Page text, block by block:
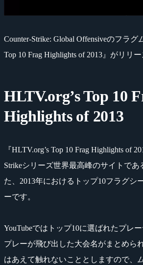
Counter-Strike: Global Offensiveのフラグ
Top 10 Frag Highlights of 2013』がリリ
HLTV.org’s Top 10
Highlights of 2013
『HLTV.org’s Top 10 Frag Highlights of
Strikeシリーズ世界最高峰のサイトであ
た、2013年におけるトップ10フラグシ
ーです。
YouTubeではトップ10に選ばれたプレ
プレーが飛び出した大会名がまとめら
はあえて触れないこととしますので、